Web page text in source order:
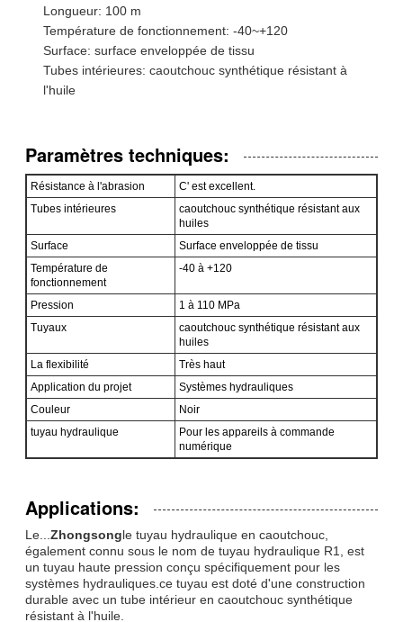
Longueur: 100 m
Température de fonctionnement: -40~+120
Surface: surface enveloppée de tissu
Tubes intérieures: caoutchouc synthétique résistant à
l'huile
Paramètres techniques:
Résistance à l'abrasion
C' est excellent.
Tubes intérieures
caoutchouc synthétique résistant aux
huiles
Surface
Surface enveloppée de tissu
Température de
fonctionnement
-40 à +120
Pression
1 à 110 MPa
Tuyaux
caoutchouc synthétique résistant aux
huiles
La flexibilité
Très haut
Application du projet
Systèmes hydrauliques
Couleur
Noir
tuyau hydraulique
Pour les appareils à commande
numérique
Applications:
Le... Zhongsongle tuyau hydraulique en caoutchouc,
également connu sous le nom de tuyau hydraulique R1, est
un tuyau haute pression conçu spécifiquement pour les
systèmes hydrauliques.ce tuyau est doté d'une construction
durable avec un tube intérieur en caoutchouc synthétique
résistant à l'huile.